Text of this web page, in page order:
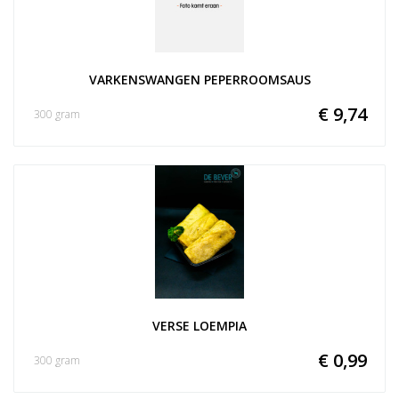
VARKENSWANGEN PEPERROOMSAUS
€ 9,74
300 gram
VERSE LOEMPIA
€ 0,99
300 gram